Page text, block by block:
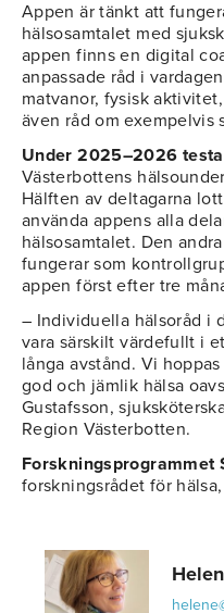
Appen är tänkt att
hälsosamtalet med
appen finns en digital
anpassade råd i
matvanor, fysisk
även råd om exempelvis
Under 2025–2026
Västerbottens
Hälften av deltagarna
använda appens alla
hälsosamtalet. Den
fungerar som
appen först efter tre
– Individuella hälsoråd i
vara särskilt värdefullt i
långa avstånd. Vi
god och jämlik hälsa
Gustafsson,
Region Västerbotten.
Forskningsprogrammet
forskningsrådet för